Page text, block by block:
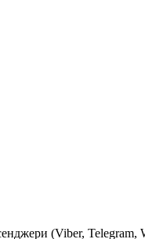
(Viber, Telegram,